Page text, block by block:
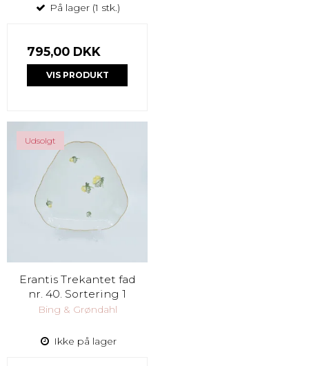
På lager (1 stk.)
795,00 DKK
VIS PRODUKT
Udsolgt
Erantis Trekantet fad
nr. 40. Sortering 1
Bing & Grøndahl
Ikke på lager